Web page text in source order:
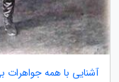
آشنایی با همه جواهرات